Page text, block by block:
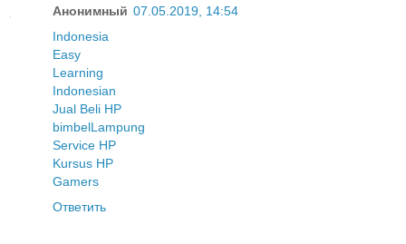
Анонимный 07.05.2019, 14:54
Indonesia
Easy
Learning
Indonesian
Jual Beli HP
bimbelLampung
Service HP
Kursus HP
Gamers
Ответить